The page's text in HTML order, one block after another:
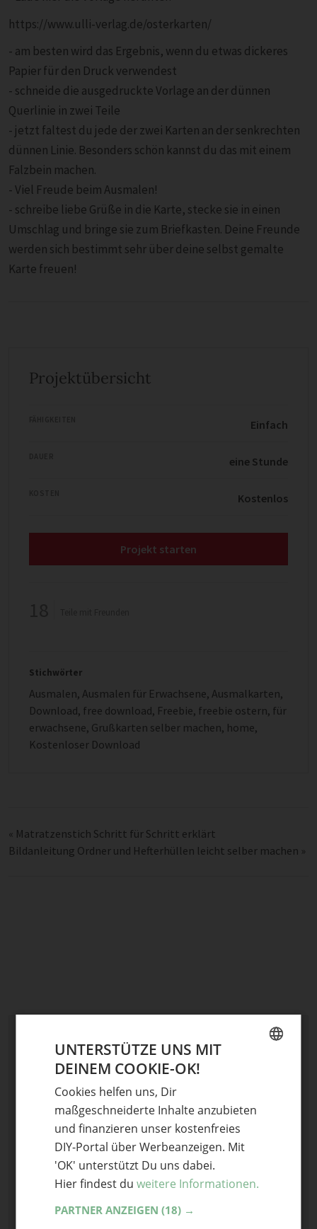
https://www.ulli-verlag.de/osterkarten/
- am besten wird das Ergebnis, wenn du etwas dickeres
Papier für den Druck verwendest
- schneide die ausgedruckte Vorlage an der dünnen
Querlinie in zwei Teile
- jetzt faltest du jede der zwei Karten an der senkrechten
dünnen Linie. Besonders schön kannst du das mit einem
Falzbein machen.
- Viel Freude beim Ausmalen!
- schreibe liebe Grüße in die Karte, stecke sie in einen
Umschlag und bringe sie zum Briefkasten. Deine Freunde
werden sich bestimmt sehr über deine selbst gemalte
Karte freuen!
Projektübersicht
Einfach
eine Stunde
Kostenlos
Projekt starten
Stichwörter
Ausmalen, Ausmalen für Erwachsene, Ausmalkarten,
Download, free download, Freebie, freebie ostern, für
erwachsene, Grußkarten selber machen, home,
Kostenloser Download
« Matratzenstich Schritt für Schritt erklärt
Bildanleitung Ordner und Hefterhüllen leicht selber machen »
Schreibe einen Kommentar
Deine E-Mail-Adresse wird nicht veröffentlicht.
Erforderliche Felder sind mit*markiert
Kommentar*
UNTERSTÜTZE UNS MIT
DEINEM COOKIE-OK!
Cookies helfen uns, Dir
maßgeschneiderte Inhalte anzubieten
und finanzieren unser kostenfreies
DIY-Portal über Werbeanzeigen. Mit
'OK' unterstützt Du uns dabei.
Hier findest du weitere Informationen.
PARTNER ANZEIGEN (18) →